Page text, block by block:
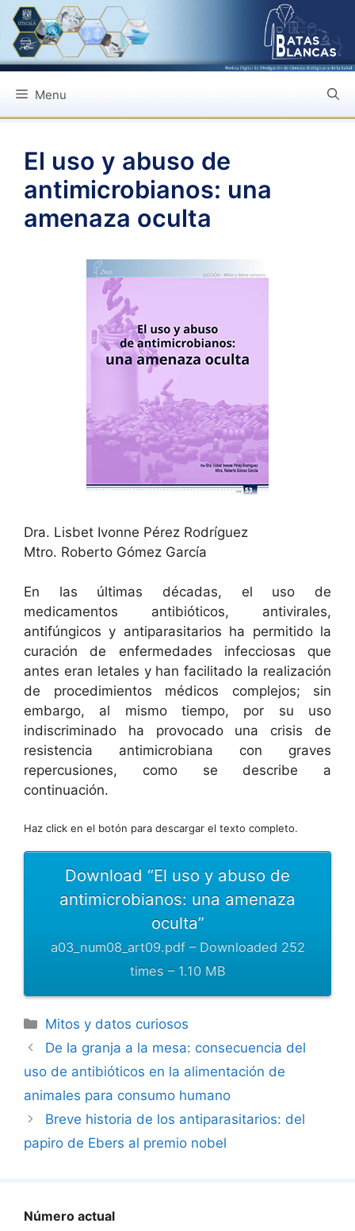
Saltar
contenido
Menu
El uso y abuso de
antimicrobianos: una
amenaza oculta
Dra. Lisbet Ivonne Pérez Rodríguez
Mtro. Roberto Gómez García
En las últimas décadas, el uso de
medicamentos antibióticos, antivirales,
antifúngicos y antiparasitarios ha permitido la
curación de enfermedades infecciosas que
antes eran letales y han facilitado la realización
de procedimientos médicos complejos; sin
embargo, al mismo tiempo, por su uso
indiscriminado ha provocado una crisis de
resistencia antimicrobiana con graves
repercusiones, como se describe a
continuación.
Haz click en el botón para descargar el texto completo.
Download “El uso y abuso de
antimicrobianos: una amenaza
oculta”
a03_num08_art09.pdf – Downloaded 252
times – 1.10 MB
Categorías
Mitos y datos curiosos
De la granja a la mesa: consecuencia del
uso de antibióticos en la alimentación de
animales para consumo humano
Breve historia de los antiparasitarios: del
papiro de Ebers al premio nobel
Número actual